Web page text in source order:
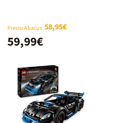
Precio Abacus 58,95€
59,99€